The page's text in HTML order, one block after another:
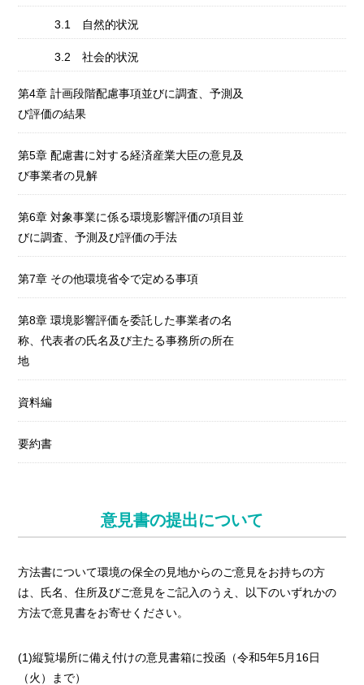
3.1 自然的状況
3.2 社会的状況
第4章 計画段階配慮事項並びに調査、予測及
び評価の結果
第5章 配慮書に対する経済産業大臣の意見及
び事業者の見解
第6章 対象事業に係る環境影響評価の項目並
びに調査、予測及び評価の手法
第7章 その他環境省令で定める事項
第8章 環境影響評価を委託した事業者の名
称、代表者の氏名及び主たる事務所の所在
地
資料編
要約書
意見書の提出について
方法書について環境の保全の見地からのご意見をお持ちの方
は、氏名、住所及びご意見をご記入のうえ、以下のいずれかの
方法で意見書をお寄せください。
(1)縦覧場所に備え付けの意見書箱に投函（令和5年5月16日
（火）まで）